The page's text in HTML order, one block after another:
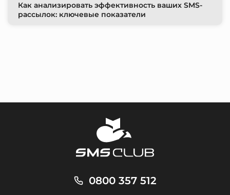
Как анализировать эффективность ваших SMS-
рассылок: ключевые показатели
0800 357 512